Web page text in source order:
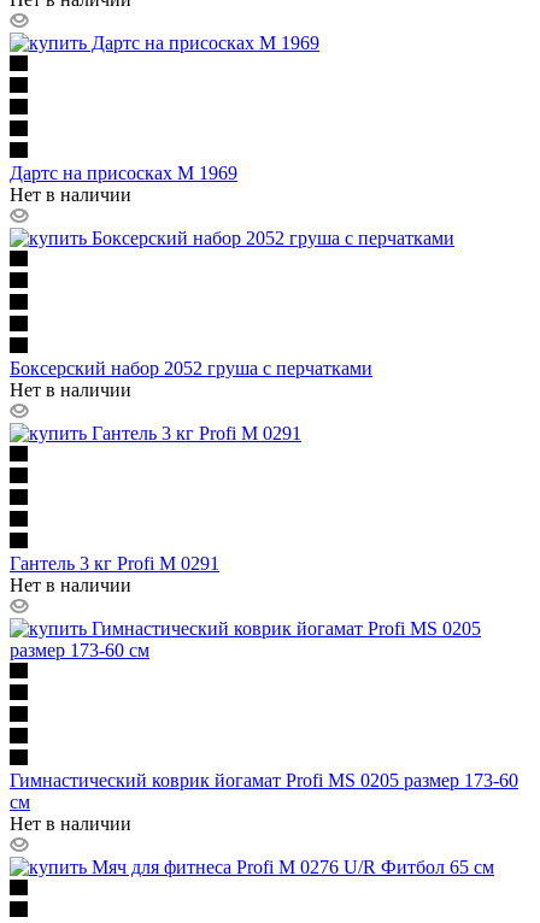
Дартс на присосках M 1969
Нет в наличии
Боксерский набор 2052 груша с перчатками
Нет в наличии
Гантель 3 кг Profi M 0291
Нет в наличии
Гимнастический коврик йогамат Profi MS 0205 размер 173-60
см
Нет в наличии